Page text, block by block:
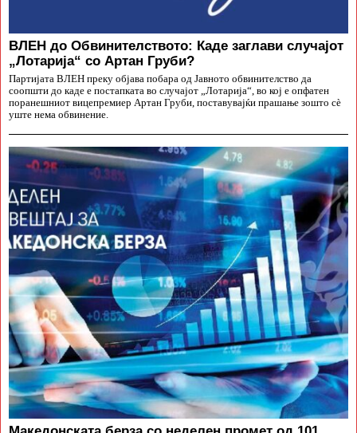
ВЛЕН до Обвинителството: Каде заглави случајот
„Лотарија“ со Артан Груби?
Партијата ВЛЕН преку објава побара од Јавното обвинителство да
соопшти до каде е постапката во случајот „Лотарија“, во кој е опфатен
поранешниот вицепремиер Артан Груби, поставувајќи прашање зошто сè
уште нема обвинение.